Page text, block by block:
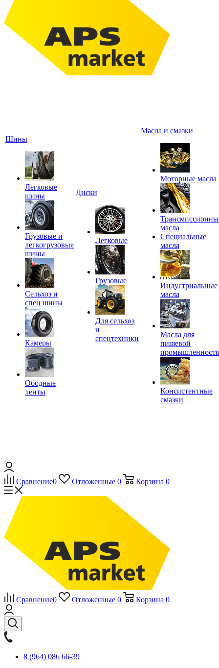
Шины
Легковые
шины
Грузовые и
легкогрузовые
шины
Сельхоз и
спец шины
Камеры
Ободные
ленты
Диски
Легковые
Грузовые
Для сельхоз
и
спецтехники
Масла и смазки
Моторные масла
масла
Специальные
масла
Индустриальные
масла
Масла для
пищевой
Консистентные
смазки
Сравнение0 Отложенные 0 Корзина 0
Сравнение0 Отложенные 0 Корзина 0
8 (964) 086 66-39